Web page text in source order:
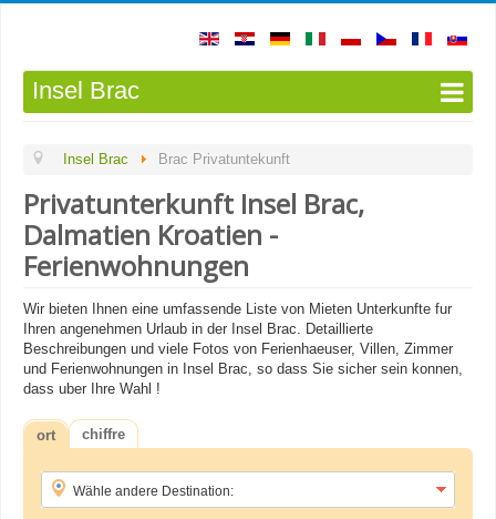
Insel Brac
Insel Brac Brac Privatuntekunft
Privatunterkunft Insel Brac,
Dalmatien Kroatien -
Ferienwohnungen
Wir bieten Ihnen eine umfassende Liste von Mieten Unterkunfte fur
Ihren angenehmen Urlaub in der Insel Brac. Detaillierte
Beschreibungen und viele Fotos von Ferienhaeuser, Villen, Zimmer
und Ferienwohnungen in Insel Brac, so dass Sie sicher sein konnen,
dass uber Ihre Wahl !
ort chiffre